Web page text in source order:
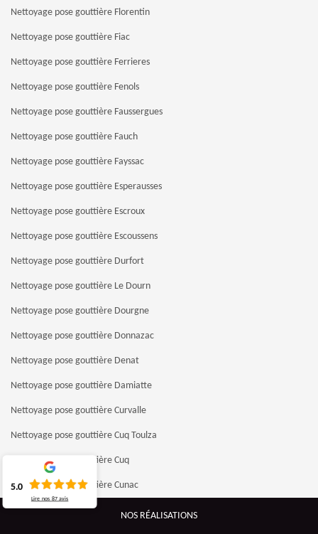
NOS RÉALISATIONS
Nettoyage pose gouttière Florentin
Nettoyage pose gouttière Fiac
Nettoyage pose gouttière Ferrieres
Nettoyage pose gouttière Fenols
Nettoyage pose gouttière Faussergues
Nettoyage pose gouttière Fauch
Nettoyage pose gouttière Fayssac
Nettoyage pose gouttière Esperausses
Nettoyage pose gouttière Escroux
Nettoyage pose gouttière Escoussens
Nettoyage pose gouttière Durfort
Nettoyage pose gouttière Le Dourn
Nettoyage pose gouttière Dourgne
Nettoyage pose gouttière Donnazac
Nettoyage pose gouttière Denat
Nettoyage pose gouttière Damiatte
Nettoyage pose gouttière Curvalle
Nettoyage pose gouttière Cuq Toulza
Nettoyage pose gouttière Cuq
Nettoyage pose gouttière Cunac
Nettoyage pose gouttière Crespinet
5.0
Lire nos 87 avis